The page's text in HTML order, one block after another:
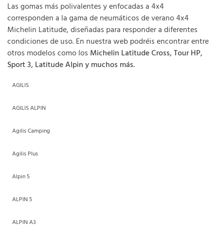
Las gomas más polivalentes y enfocadas a 4x4
corresponden a la gama de neumáticos de verano 4x4
Michelin Latitude, diseñadas para responder a diferentes
condiciones de uso. En nuestra web podréis encontrar entre
otros modelos como los Michelin Latitude Cross, Tour HP,
Sport 3, Latitude Alpin y muchos más.
AGILIS
AGILIS ALPIN
Agilis Camping
Agilis Plus
Alpin 5
ALPIN 5
ALPIN A3